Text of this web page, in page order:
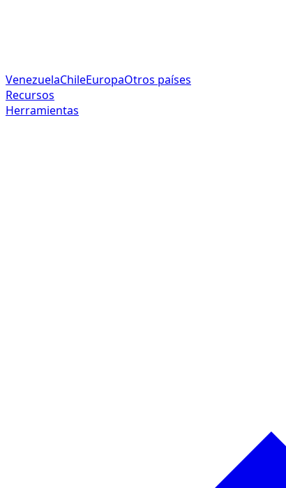
VenezuelaChileEuropaOtros países
Recursos
Herramientas